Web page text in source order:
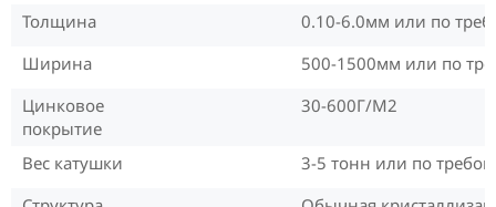
Толщина
0.10-6.0мм или по
Ширина
500-1500мм или по
Цинковое
покрытие
30-600Г/М2
Вес катушки
3-5 тонн или по